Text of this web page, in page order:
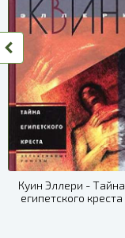
07
09
10
11
12
13
Куин Эллери - Тайна
египетского креста